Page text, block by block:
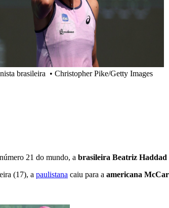
brasileira • Christopher Pike/Getty Images
21 do mundo, a brasileira Beatriz Haddad
(17), a paulistana caiu para a americana